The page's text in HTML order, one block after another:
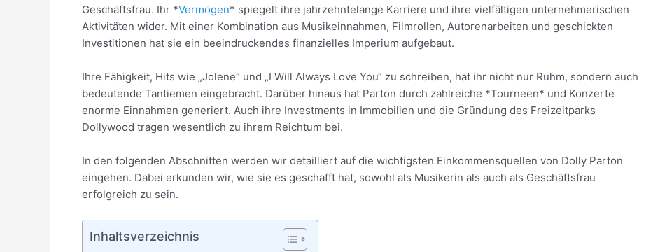
Geschäftsfrau. Ihr *Vermögen* spiegelt ihre jahrzehntelange Karriere und ihre vielfältigen unternehmerischen
Aktivitäten wider. Mit einer Kombination aus Musikeinnahmen, Filmrollen, Autorenarbeiten und geschickten
Investitionen hat sie ein beeindruckendes finanzielles Imperium aufgebaut.
Ihre Fähigkeit, Hits wie „Jolene“ und „I Will Always Love You“ zu schreiben, hat ihr nicht nur Ruhm, sondern auch
bedeutende Tantiemen eingebracht. Darüber hinaus hat Parton durch zahlreiche *Tourneen* und Konzerte
enorme Einnahmen generiert. Auch ihre Investments in Immobilien und die Gründung des Freizeitparks
Dollywood tragen wesentlich zu ihrem Reichtum bei.
In den folgenden Abschnitten werden wir detailliert auf die wichtigsten Einkommensquellen von Dolly Parton
eingehen. Dabei erkunden wir, wie sie es geschafft hat, sowohl als Musikerin als auch als Geschäftsfrau
erfolgreich zu sein.
Inhaltsverzeichnis